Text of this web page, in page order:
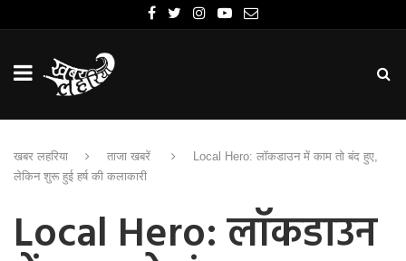
खबर लहरिया ताजा खबरें
Local Hero: लॉकडाउन में काम तो बंद हुए,
लेकिन शुरू हुई हर्ष की कलाकारी
Local Hero: लॉकडाउन